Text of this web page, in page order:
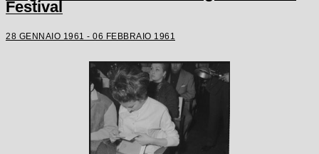
Festival
28 GENNAIO 1961 - 06 FEBBRAIO 1961